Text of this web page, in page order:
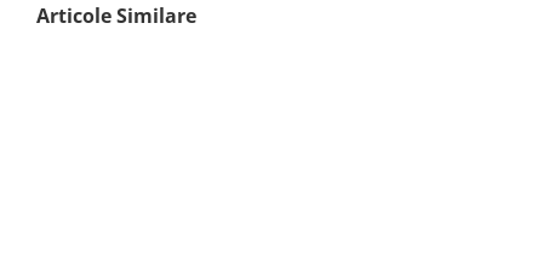
Articole Similare